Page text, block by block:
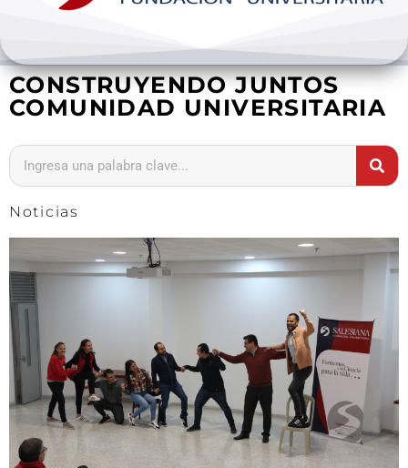
Internacionalización
Extension y desarrollo
CONSTRUYENDO JUNTOS
COMUNIDAD UNIVERSITARIA
Noticias